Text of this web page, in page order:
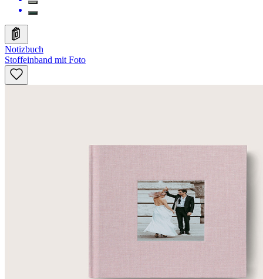
Notizbuch
Stoffeinband mit Foto